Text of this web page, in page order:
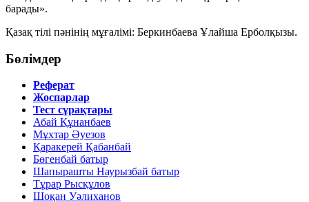
барады».
Қазақ тілі пәнінің мұғалімі: Беркинбаева Ұлайша Ерболқызы.
Бөлімдер
Реферат
Жоспарлар
Тест сұрақтары
Абай Құнанбаев
Мұхтар Әуезов
Қаракерей Қабанбай
Бөгенбай батыр
Шапырашты Наурызбай батыр
Тұрар Рысқұлов
Шоқан Уәлиханов